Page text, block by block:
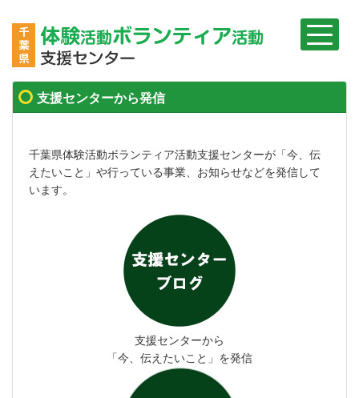
支援センターから発信
千葉県体験活動ボランティア活動支援センターが「今、伝
えたいこと」や行っている事業、お知らせなどを発信して
います。
支援センターから
「今、伝えたいこと」を発信